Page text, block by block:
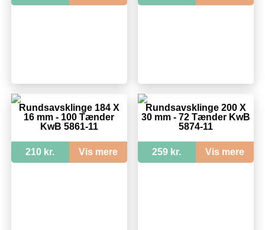
Rundsavsklinge 184 X
16 mm - 100 Tænder
KwB 5861-11
210 kr. Vis mere
Rundsavsklinge 200 X
30 mm - 72 Tænder KwB
5874-11
259 kr. Vis mere